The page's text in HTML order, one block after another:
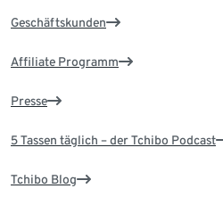
Geschäftskunden
Affiliate Programm
Presse
5 Tassen täglich – der Tchibo Podcast
Tchibo Blog